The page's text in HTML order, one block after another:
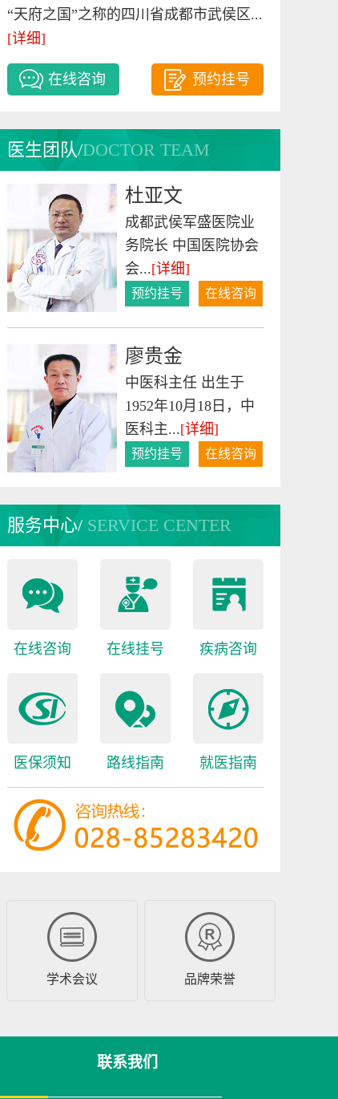
“天府之国”之称的四川省成都市武侯区...
[详细]
在线咨询 预约挂号
医生团队/DOCTOR TEAM
致力于中西医结合癫
痫病的临床医学科研
预约挂号 在线咨询
杜亚文
成都武侯军盛医院业
务院长 中国医院协会
会...[详细]
预约挂号 在线咨询
廖贵金
中医科主任 出生于
1952年10月18日，中
医科主...[详细]
预约挂号 在线咨询
许冬梅
护士长、主管护师 专
生，毕...
[详细]
预约挂号 在线咨询
伍雪英，1990年毕业
于西藏民族学院临床
游高升
[详细]
在线咨询
服务中心/ SERVICE CENTER
在线咨询 在线挂号 疾病咨询
医保须知 路线指南 就医指南
学术会议 品牌荣誉
联系我们